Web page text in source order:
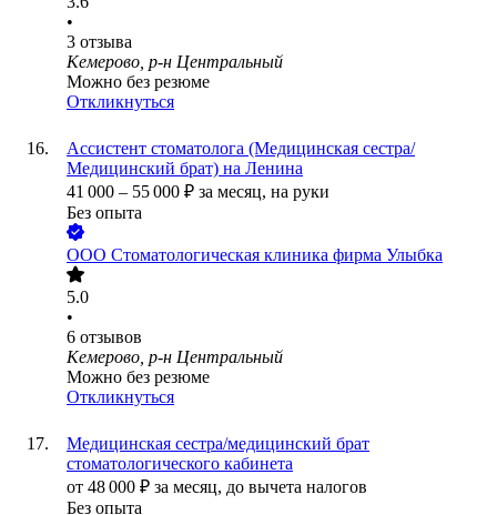
•
3 отзыва
Кемерово, р-н Центральный
Можно без резюме
Откликнуться
Ассистент стоматолога (Медицинская сестра/
Медицинский брат) на Ленина
41 000 – 55 000 ₽ за месяц, на руки
Без опыта
ООО Стоматологическая клиника фирма Улыбка
5.0
•
6 отзывов
Кемерово, р-н Центральный
Можно без резюме
Откликнуться
Медицинская сестра/медицинский брат
стоматологического кабинета
от 48 000 ₽ за месяц, до вычета налогов
Без опыта